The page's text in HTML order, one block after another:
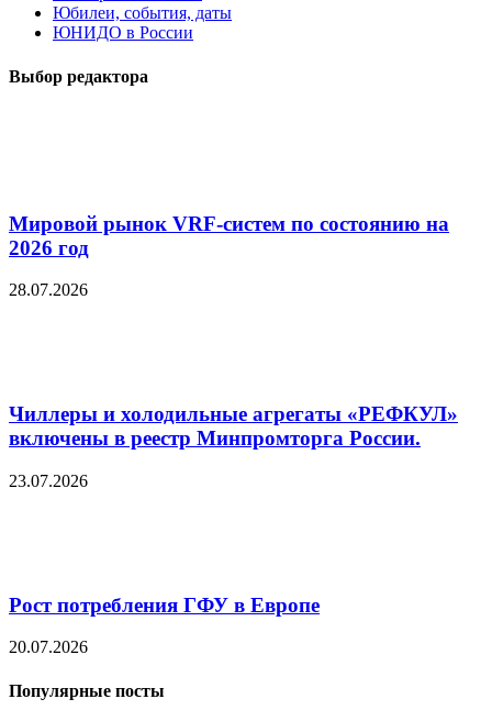
Юбилеи, события, даты
ЮНИДО в России
Выбор редактора
Мировой рынок VRF-систем по состоянию на
2026 год
28.07.2026
Чиллеры и холодильные агрегаты «РЕФКУЛ»
включены в реестр Минпромторга России.
23.07.2026
Рост потребления ГФУ в Европе
20.07.2026
Популярные посты